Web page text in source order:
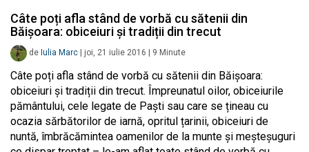
Câte poți afla stând de vorbă cu sătenii din
Băișoara: obiceiuri și tradiții din trecut
de Iulia Marc joi, 21 iulie 2016 9 Minute
Câte poți afla stând de vorbă cu sătenii din Băișoara:
obiceiuri și tradiții din trecut. Împreunatul oilor, obiceiurile
pământului, cele legate de Paști sau care se țineau cu
ocazia sărbătorilor de iarnă, opritul țarinii, obiceiuri de
nuntă, îmbrăcămintea oamenilor de la munte și meșteșuguri